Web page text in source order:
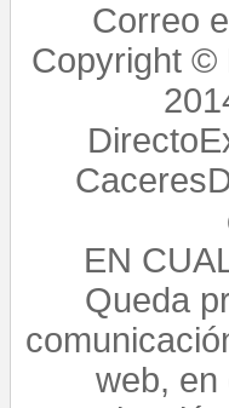
Correo
Copyright ©
EN
Queda
web, en